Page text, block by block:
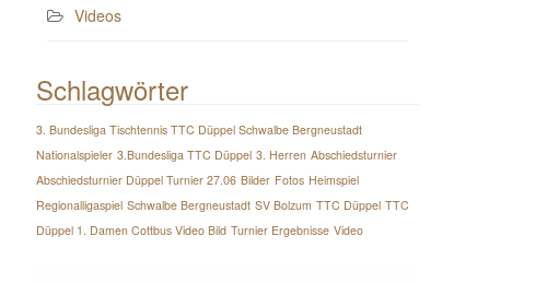
Videos
Schlagwörter
3. Bundesliga Tischtennis TTC Düppel Schwalbe Bergneustadt
Nationalspieler 3.Bundesliga TTC Düppel 3. Herren Abschiedsturnier
Abschiedsturnier Düppel Turnier 27.06 Bilder Fotos Heimspiel
Regionalligaspiel Schwalbe Bergneustadt SV Bolzum TTC Düppel TTC
Düppel 1. Damen Cottbus Video Bild Turnier Ergebnisse Video